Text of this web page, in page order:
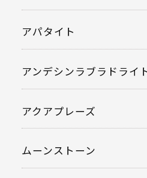
アパタイト
アンデシンラブラドライ
アクアプレーズ
ムーンストーン